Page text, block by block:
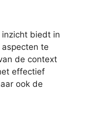
biedt in
te
de context
effectief
ook de